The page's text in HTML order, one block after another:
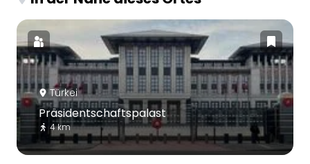
Türkei
Präsidentschaftspalast
4 km